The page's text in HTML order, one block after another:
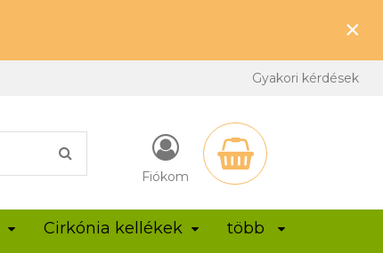
×
Gyakori kérdések
Fiókom
Cirkónia kellékek
több